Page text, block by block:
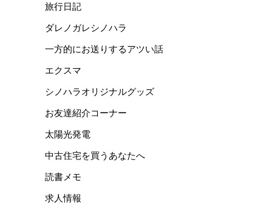
旅行日記
ダレノガレシノハラ
一方的にお送りするアツい話
エクスマ
シノハラオリジナルグッズ
お友達紹介コーナー
太陽光発電
中古住宅を買うあなたへ
読書メモ
求人情報